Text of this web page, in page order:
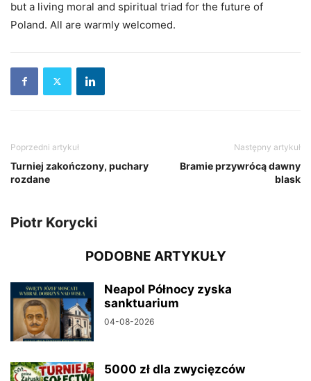
but a living moral and spiritual triad for the future of
Poland. All are warmly welcomed.
Poprzedni artykuł
Turniej zakończony, puchary
rozdane
Następny artykuł
Bramie przywrócą dawny
blask
Piotr Korycki
PODOBNE ARTYKUŁY
Neapol Północy zyska
sanktuarium
04-08-2026
5000 zł dla zwycięzców